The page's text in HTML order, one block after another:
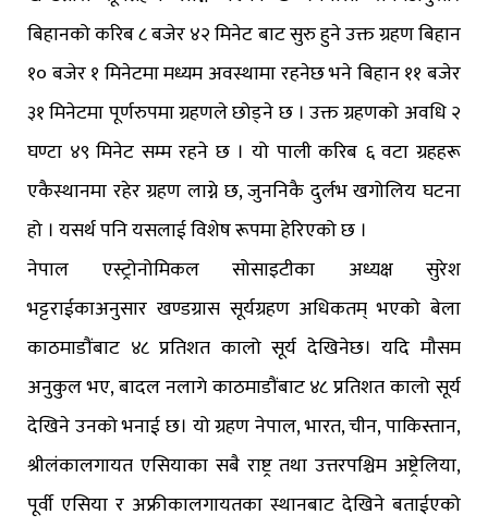
बिहानको करिब ८ बजेर ४२ मिनेट बाट सुरु हुने उक्त ग्रहण बिहान
१० बजेर १ मिनेटमा मध्यम अवस्थामा रहनेछ भने बिहान ११ बजेर
३१ मिनेटमा पूर्णरुपमा ग्रहणले छोड्ने छ । उक्त ग्रहणको अवधि २
घण्टा ४९ मिनेट सम्म रहने छ । यो पाली करिब ६ वटा ग्रहहरू
एकैस्थानमा रहेर ग्रहण लाग्ने छ, जुननिकै दुर्लभ खगोलिय घटना
हो । यसर्थ पनि यसलाई विशेष रूपमा हेरिएको छ ।
नेपाल एस्ट्रोनोमिकल सोसाइटीका अध्यक्ष सुरेश
भट्टराईकाअनुसार खण्डग्रास सूर्यग्रहण अधिकतम् भएको बेला
काठमाडौंबाट ४८ प्रतिशत कालो सूर्य देखिनेछ। यदि मौसम
अनुकुल भए, बादल नलागे काठमाडौंबाट ४८ प्रतिशत कालो सूर्य
देखिने उनको भनाई छ। यो ग्रहण नेपाल, भारत, चीन, पाकिस्तान,
श्रीलंकालगायत एसियाका सबै राष्ट्र तथा उत्तरपश्चिम अष्ट्रेलिया,
पूर्वी एसिया र अफ्रीकालगायतका स्थानबाट देखिने बताईएको